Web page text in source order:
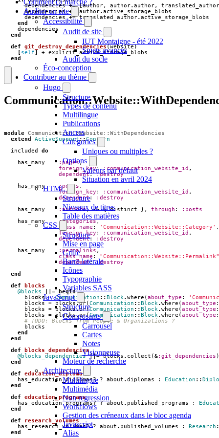
Comment ça marche ?
Auditer un site
Accessibilité
Audit de site
IUT Montaigne - été 2022
Sujets avancés
Audit du socle
Éco-conception
Contribuer au thème
Hugo
Structure
Types de contenu
Multilingue
Publications
Ancres
Catégories
Uniques ou multiples ?
Options
Valeurs par défaut
Situation en avril 2024
HTML
Structure
Niveaux de titres
Table des matières
CSS
Structure
Mise en page
Grille
Barre latérale
Icônes
Typographie
Variables SASS
JavaScript
Structure
Composants
Carrousel
Cartes
Notes
Visionneuse
Moteur de recherche
Architecture
Multilingue
Multimédia
Non regression
Workflows
Gestion des créneaux dans le bloc agenda
Javascript
Alias
dependencies += [author, author.author,
translated_author
dependencies += author.active_storage_blobs
dependencies
+= translated_author.active_storage_blobs
end
dependencies
end
def
git_destroy_dependencies(website)
self + explicit_active_storage_blobs
end
module Communication::Website::WithDependencies
extend
ActiveSupport::Concern
included
do
has_many
:pages,
foreign_key: :communication_website_id ,
dependent: :destroy
has_many
:posts ,
foreign_key : :communication_website_id ,
dependent:
:destroy
has_many
:authors, -> { distinct }, through :
:posts
has_many
:categories,
class_name : 'Communication::Website::Category' ,
foreign_key : :communication_website_id ,
dependent:
:destroy
has_many
:permalinks ,
class_name :
"Communication::Website::Permalink"
dependent: :destroy
end
def
blocks
@blocks
||=
begin
blocks
= Communication ::Block .where (about_type :
blocks
= blocks .or(Communication ::Block .where (about_type :
blocks
= blocks.or(Communication ::Block .where (about_type :
blocks
= blocks.or(Communication ::Block .where (about_type :
# TODO: Blocks from People & Organizations ?
blocks
end
end
def
blocks_dependencies
@blocks_dependencies ||= blocks . collect (&:git_dependencies )
end
def
education_diplomas
has_education_diplomas?
? about .diplomas : Education ::
end
def
education_programs
has_education_programs? ? about . published_programs :
end
def
research_volumes
has_research_volumes? ? about . published_volumes : Research
end